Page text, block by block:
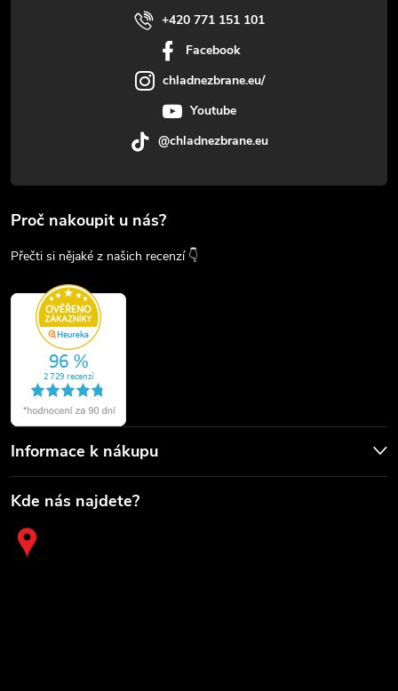
+420 771 151 101
Facebook
chladnezbrane.eu/
Youtube
@chladnezbrane.eu
Proč nakoupit u nás?
Přečti si nějaké z našich recenzí 👇
Informace k nákupu
Kde nás najdete?